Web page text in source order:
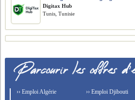
Digitax Hub
Tunis, Tunisie
›› Emploi Algérie
›› Emploi Djibouti